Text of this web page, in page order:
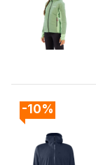
-10%